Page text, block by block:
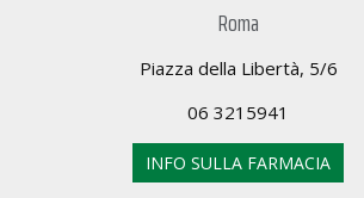
Roma
Piazza della Libertà, 5/6
06 3215941
INFO SULLA FARMACIA